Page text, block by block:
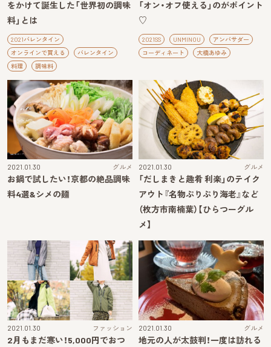
をかけて誕生した「世界初の調味
料」とは
2021バレンタイン
オンラインで買える
バレンタイン
料理
調味料
「オン・オフ使える」のがポイント
♡
2021SS UNMINOU
アンバサダー
コーディネート
大橋あゆみ
2021.01.30 グルメ
お鍋で試したい！京都の絶品調味
料4選&シメの麺
2021.01.30 グルメ
「だしまきと趣肴 利楽」のテイク
アウト『名物ぷりぷり海老』など
（枚方市南楠葉）【ひらつーグル
メ】
2021.01.30 ファッション
2月もまだ寒い！5,000円でおつ
2021.01.30 グルメ
地元の人が太鼓判！一度は訪れる